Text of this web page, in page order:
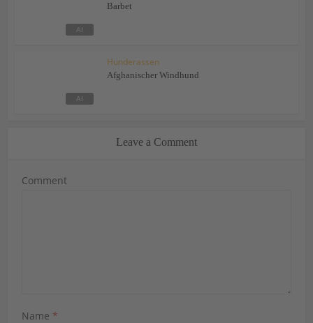
Barbet
Hunderassen
Afghanischer Windhund
Leave a Comment
Comment
Name *